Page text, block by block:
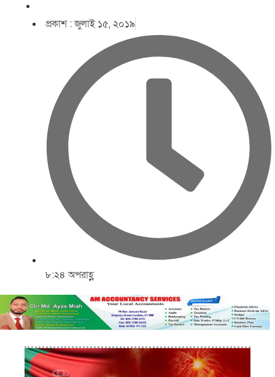
প্রকাশ :জুলাই ১৫, ২০১৯
৮:২৪ অপরাহ্ণ